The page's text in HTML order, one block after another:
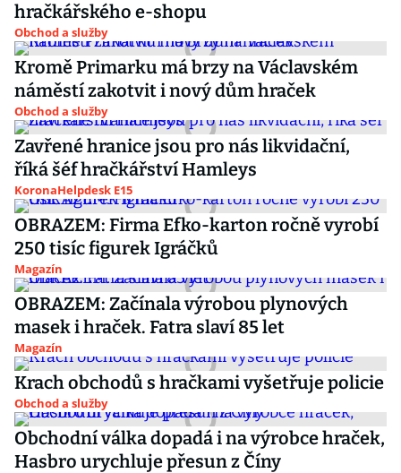
hračkářského e-shopu
Obchod a služby
Kromě Primarku má brzy na Václavském
náměstí zakotvit i nový dům hraček
Obchod a služby
Zavřené hranice jsou pro nás likvidační,
říká šéf hračkářství Hamleys
KoronaHelpdesk E15
OBRAZEM: Firma Efko-karton ročně vyrobí
250 tisíc figurek Igráčků
Magazín
OBRAZEM: Začínala výrobou plynových
masek i hraček. Fatra slaví 85 let
Magazín
Krach obchodů s hračkami vyšetřuje policie
Obchod a služby
Obchodní válka dopadá i na výrobce hraček,
Hasbro urychluje přesun z Číny